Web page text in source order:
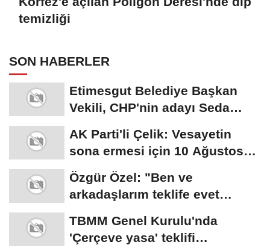
Özgür Özel: "Ben ve
arkadaşlarım teklife evet
diyeceğiz"
TBMM Genel Kurulu'nda
'Çerçeve yasa' teklifi
görüşmelerine başlandı